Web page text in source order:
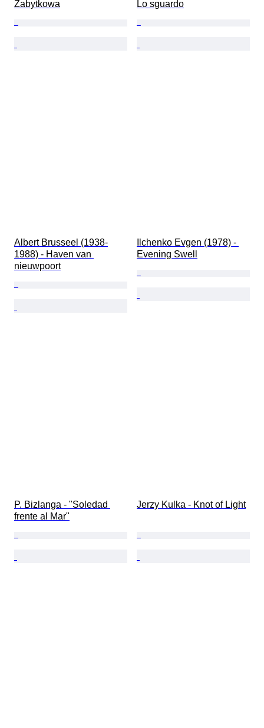
Zabytkowa Lo sguardo
Albert Brusseel (1938-
1988) - Haven van
nieuwpoort
Ilchenko Evgen (1978) -
Evening Swell
P. Bizlanga - ​"Soledad
frente al Mar"​
Jerzy Kulka - Knot of Light